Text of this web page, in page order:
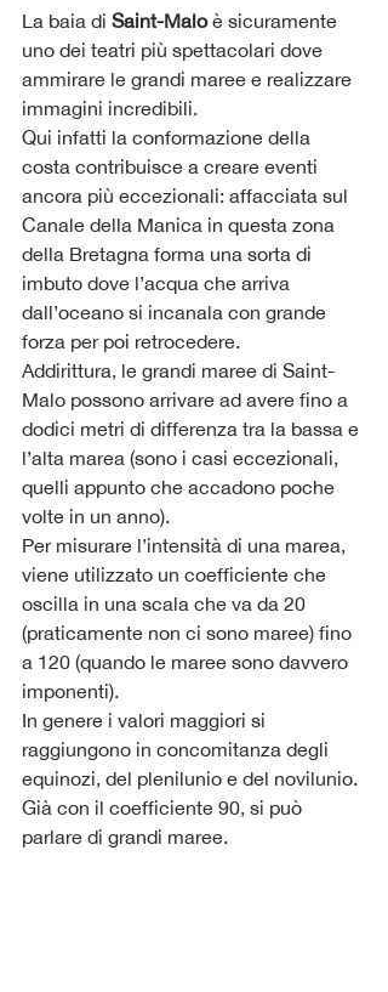
La baia di Saint-Malo è sicuramente
uno dei teatri più spettacolari dove
ammirare le grandi maree e realizzare
immagini incredibili.
Qui infatti la conformazione della
costa contribuisce a creare eventi
ancora più eccezionali: affacciata sul
Canale della Manica in questa zona
della Bretagna forma una sorta di
imbuto dove l’acqua che arriva
dall’oceano si incanala con grande
forza per poi retrocedere.
Addirittura, le grandi maree di Saint-
Malo possono arrivare ad avere fino a
dodici metri di differenza tra la bassa e
l’alta marea (sono i casi eccezionali,
quelli appunto che accadono poche
volte in un anno).
Per misurare l’intensità di una marea,
viene utilizzato un coefficiente che
oscilla in una scala che va da 20
(praticamente non ci sono maree) fino
a 120 (quando le maree sono davvero
imponenti).
In genere i valori maggiori si
raggiungono in concomitanza degli
equinozi, del plenilunio e del novilunio.
Già con il coefficiente 90, si può
parlare di grandi maree.